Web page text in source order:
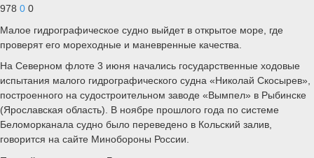
978 0 0
Малое гидрографическое судно выйдет в открытое море, где
проверят его мореходные и маневренные качества.
На Северном флоте 3 июня начались государственные ходовые
испытания малого гидрографического судна «Николай Скосырев»,
построенного на судостроительном заводе «Вымпел» в Рыбинске
(Ярославская область). В ноябре прошлого года по системе
Беломорканала судно было переведено в Кольский залив,
говорится на сайте Минобороны России.